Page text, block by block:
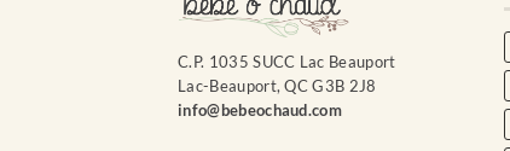
C.P. 1035 SUCC Lac Beauport
Lac-Beauport, QC G3B 2J8
info@bebeochaud.com